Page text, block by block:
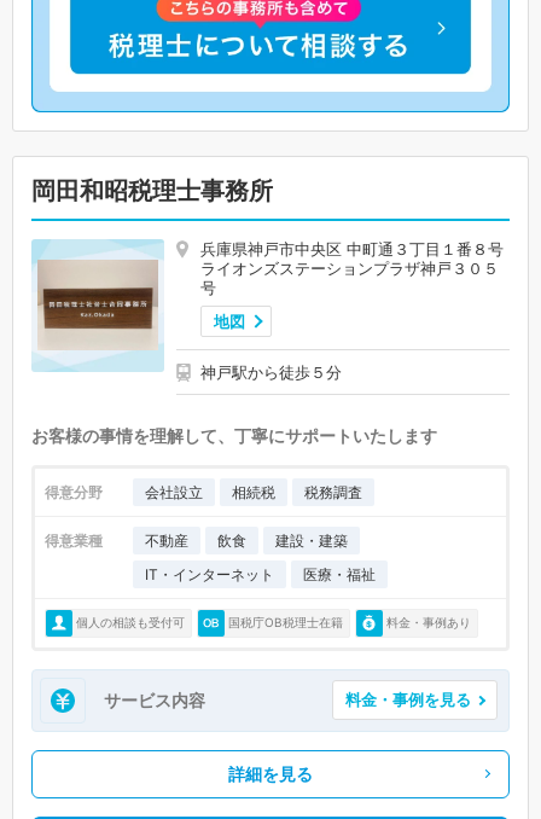
岡田和昭税理士事務所
兵庫県神戸市中央区 中町通３丁目１番８号
ライオンズステーションプラザ神戸３０５
号
地図
神戸駅から徒歩５分
お客様の事情を理解して、丁寧にサポートいたします
得意分野 会社設立 相続税 税務調査
得意業種 不動産 飲食
建設・建築
IT・インターネット
医療・福祉
個人の相談も受付可 国税庁OB税理士在籍 料金・事例あり
サービス内容 料金・事例を見る
詳細を見る